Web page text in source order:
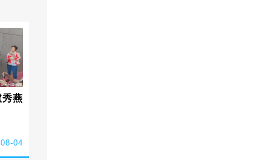
燕
04